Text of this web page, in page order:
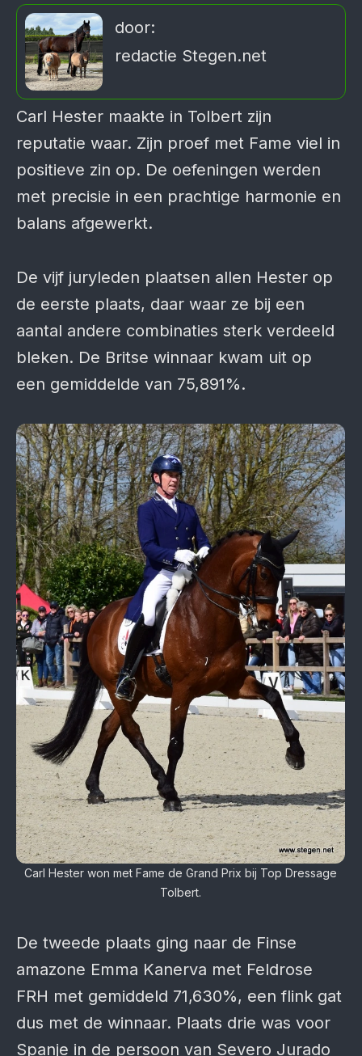
door:
redactie Stegen.net
Carl Hester maakte in Tolbert zijn
reputatie waar. Zijn proef met Fame viel in
positieve zin op. De oefeningen werden
met precisie in een prachtige harmonie en
balans afgewerkt.
De vijf juryleden plaatsen allen Hester op
de eerste plaats, daar waar ze bij een
aantal andere combinaties sterk verdeeld
bleken. De Britse winnaar kwam uit op
een gemiddelde van 75,891%.
Carl Hester won met Fame de Grand Prix bij Top Dressage
Tolbert.
De tweede plaats ging naar de Finse
amazone Emma Kanerva met Feldrose
FRH met gemiddeld 71,630%, een flink gat
dus met de winnaar. Plaats drie was voor
Spanje in de persoon van Severo Jurado